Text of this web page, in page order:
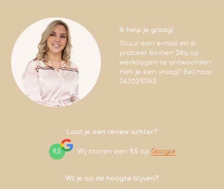
Ik help je graag!
Stuur een e-mail en ik
probeer binnen 24u op
werkdagen te antwoorden.
Heb je een vraag? Bel naar
0630210762
Laat je een review achter?
9,5 Wij scoren een 9,5 op Google
Wil je op de hoogte blijven?